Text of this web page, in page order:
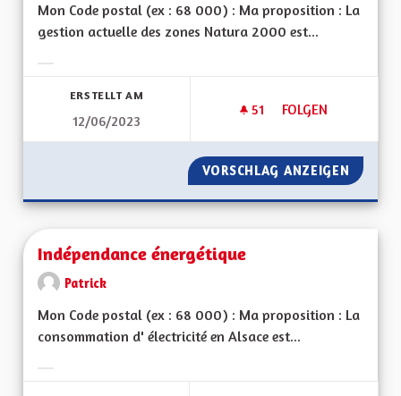
Mon Code postal (ex : 68 000) : Ma proposition : La
gestion actuelle des zones Natura 2000 est...
ERSTELLT AM
12/06/2023
51 51 FOLLOWER
FOLGEN
ZONES NATURA
VORSCHLAG ANZEIGEN
Indépendance énergétique
Patrick
Mon Code postal (ex : 68 000) : Ma proposition : La
consommation d' électricité en Alsace est...